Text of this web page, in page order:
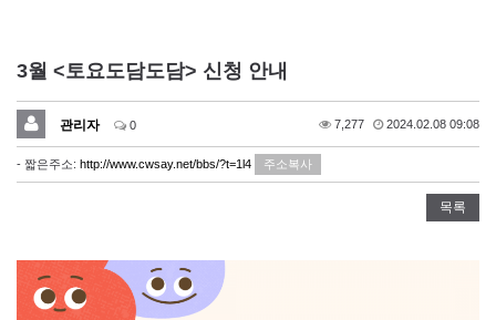
3월 <토요도담도담> 신청 안내
관리자 0 7,277 2024.02.08 09:08
- 짧은주소: http://www.cwsay.net/bbs/?t=1l4 주소복사
목록